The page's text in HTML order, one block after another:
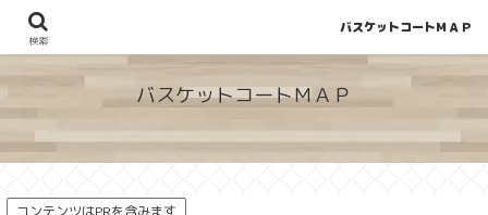
地図から探せる！穴場が見つかるバスケットコート情報
バスケットコートＭＡＰ
コンテンツはPRを含みます
検索
バスケットコートＭＡＰ